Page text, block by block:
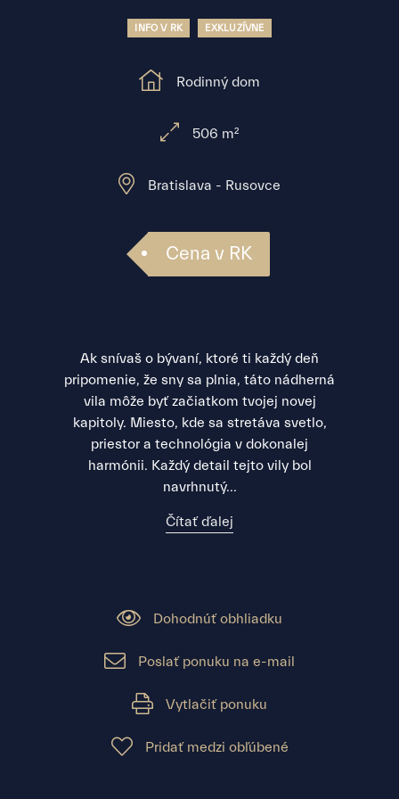
INFO V RK EXKLUZÍVNE
Rodinný dom
506 m²
Bratislava - Rusovce
Cena v RK
Ak snívaš o bývaní, ktoré ti každý deň
pripomenie, že sny sa plnia, táto nádherná
vila môže byť začiatkom tvojej novej
kapitoly. Miesto, kde sa stretáva svetlo,
priestor a technológia v dokonalej
harmónii. Každý detail tejto vily bol
navrhnutý...
Čítať ďalej
Dohodnúť obhliadku
Poslať ponuku na e-mail
Vytlačiť ponuku
Pridať medzi obľúbené